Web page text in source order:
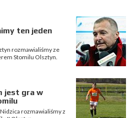
ten jeden
rozmawialiśmy ze
Stomilu Olsztyn.
jest gra w
rozmawialiśmy z